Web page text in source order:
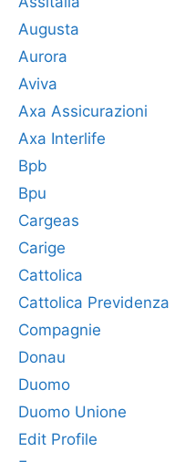
Augusta
Aurora
Aviva
Axa Assicurazioni
Axa Interlife
Bpb
Bpu
Cargeas
Carige
Cattolica
Cattolica Previdenza
Compagnie
Donau
Duomo
Duomo Unione
Edit Profile